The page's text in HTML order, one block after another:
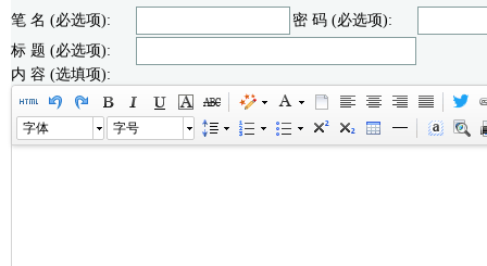
笔 名 (必选项):
密 码 (必选项):
标 题 (必选项):
内 容 (选填项):
字体 字号